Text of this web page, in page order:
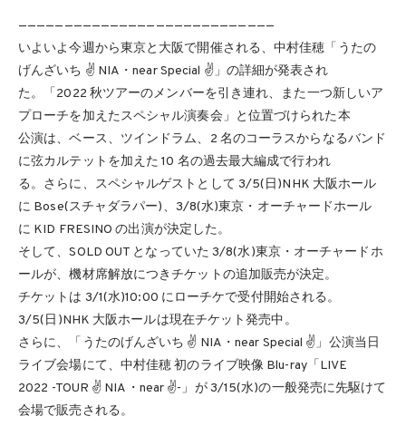
————————————————————————————
いよいよ今週から東京と大阪で開催される、中村佳穂「うたの
げんざいち ✌ NIA・near Special ✌」の詳細が発表され
た。「2022 秋ツアーのメンバーを引き連れ、また一つ新しいア
プローチを加えたスペシャル演奏会」と位置づけられた本
公演は、ベース、ツインドラム、2 名のコーラスからなるバンド
に弦カルテットを加えた 10 名の過去最大編成で行われ
る。さらに、スペシャルゲストとして 3/5(日)NHK 大阪ホール
に Bose(スチャダラパー)、3/8(水)東京・オーチャードホール
に KID FRESINO の出演が決定した。
そして、SOLD OUT となっていた 3/8(水)東京・オーチャードホ
ールが、機材席解放につきチケットの追加販売が決定。
チケットは 3/1(水)10:00 にローチケで受付開始される。
3/5(日)NHK 大阪ホールは現在チケット発売中。
さらに、「うたのげんざいち ✌ NIA・near Special ✌」公演当日
ライブ会場にて、中村佳穂 初のライブ映像 Blu-ray「LIVE
2022 -TOUR ✌ NIA・near ✌-」が 3/15(水)の一般発売に先駆けて
会場で販売される。